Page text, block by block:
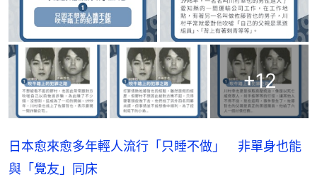
+12
日本愈來愈多年輕人流行「只睡不做」 非單身也能
與「覺友」同床